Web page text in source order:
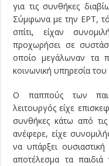
για τις συνθήκες
Σύμφωνα με την ΕΡΤ,
σπίτι, είχαν
προχωρήσει σε
οποίο μεγάλωναν τα
κοινωνική υπηρεσία
Ο παππούς των
λειτουργός είχε
συνθήκες κάτω από
ανέφερε, είχε
να υπάρξει
αποτέλεσμα τα